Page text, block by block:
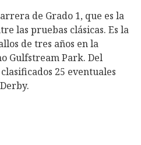
de Grado 1, que es la
las pruebas clásicas. Es la
de tres años en la
Gulfstream Park. Del
25 eventuales